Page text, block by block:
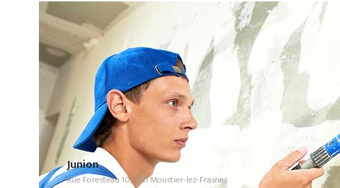
Junion
Rue Foresteau 10, 7911 Moustier-lez-Frasnes